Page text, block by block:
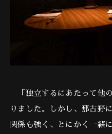
「独立するにあたって他
りました。しかし、那古野
関係も強く、とにかく一緒